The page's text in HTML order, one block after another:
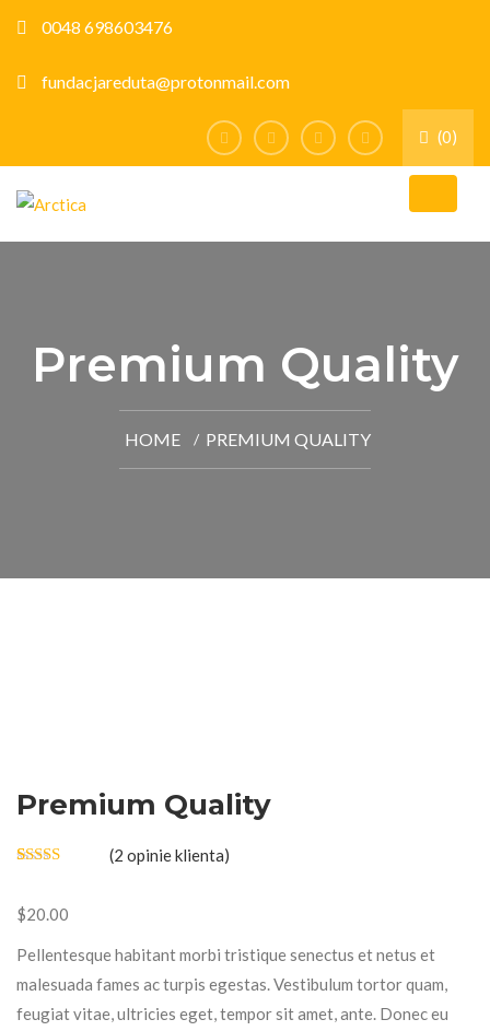
0048 698603476
fundacjareduta@protonmail.com
(0)
Premium Quality
HOME PREMIUM QUALITY
Premium Quality
na
podstawie
klientów
(2 opinie klienta)
$20.00
Pellentesque habitant morbi tristique senectus et netus et
malesuada fames ac turpis egestas. Vestibulum tortor quam,
feugiat vitae, ultricies eget, tempor sit amet, ante. Donec eu